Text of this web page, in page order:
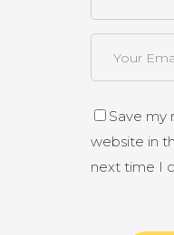
Save my
website in
next time I